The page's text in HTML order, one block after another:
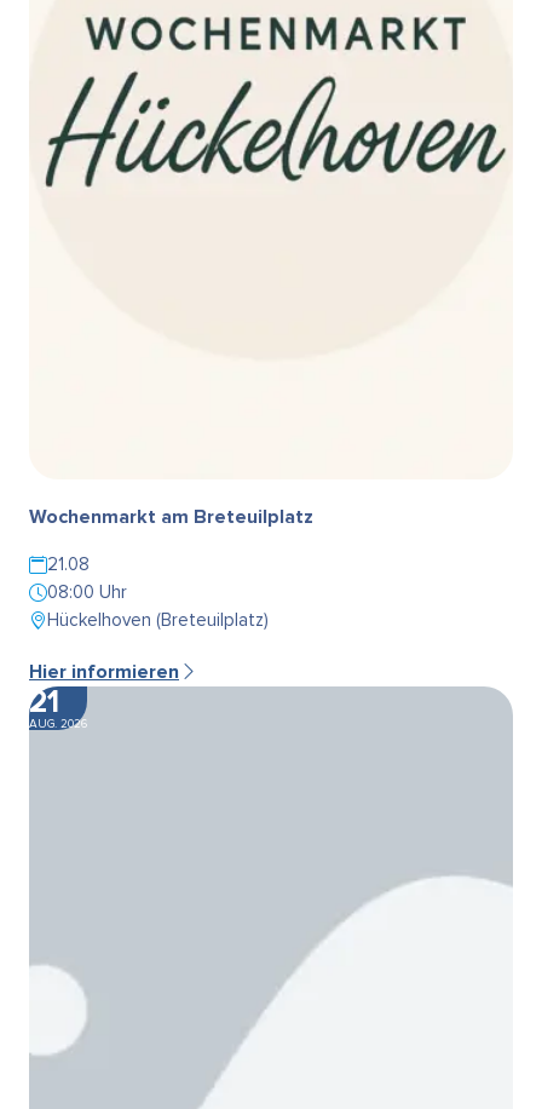
Wochenmarkt am Breteuilplatz
21.08
08:00 Uhr
Hückelhoven (Breteuilplatz)
Hier informieren
21
AUG. 2026